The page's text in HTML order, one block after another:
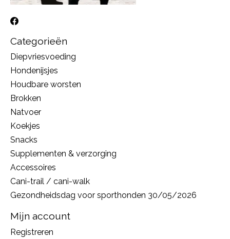
Categorieën
Diepvriesvoeding
Hondenijsjes
Houdbare worsten
Brokken
Natvoer
Koekjes
Snacks
Supplementen & verzorging
Accessoires
Cani-trail / cani-walk
Gezondheidsdag voor sporthonden 30/05/2026
Mijn account
Registreren